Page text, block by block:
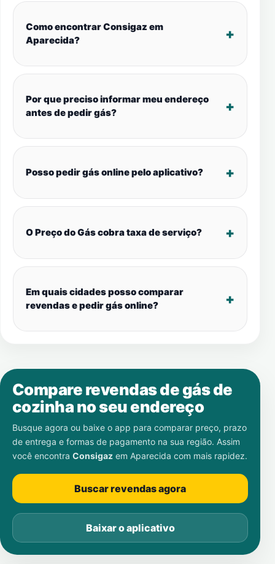
Como encontrar Consigaz em
Aparecida?
Por que preciso informar meu endereço
antes de pedir gás?
Posso pedir gás online pelo aplicativo?
O Preço do Gás cobra taxa de serviço?
Em quais cidades posso comparar
revendas e pedir gás online?
Compare revendas de gás de
cozinha no seu endereço
Busque agora ou baixe o app para comparar preço, prazo
de entrega e formas de pagamento na sua região. Assim
você encontra Consigaz em Aparecida com mais rapidez.
Buscar revendas agora
Baixar o aplicativo